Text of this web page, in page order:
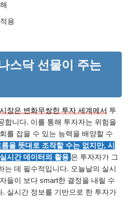
용
스닥 선물이 주는
장은 변화무쌍한 투자 세계에서 투
합니다. 이를 통해 투자자는 위험을
를 잡을 수 있는 능력을 배양할 수
을 뜻대로 조작할 수는 없지만, 시
시간 데이터의 활용 은 투자자가 그
는 데 필수적입니다. 오늘날의 실시
들이 보다 smart한 결정을 내릴 수
실시간 정보를 기반으로 한 투자가